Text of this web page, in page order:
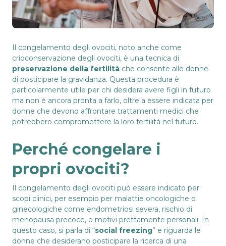
Il congelamento degli ovociti, noto anche come
crioconservazione degli ovociti, è una tecnica di
preservazione della fertilità che consente alle donne
di posticipare la gravidanza. Questa procedura è
particolarmente utile per chi desidera avere figli in futuro
ma non è ancora pronta a farlo, oltre a essere indicata per
donne che devono affrontare trattamenti medici che
potrebbero compromettere la loro fertilità nel futuro.
Perché congelare i
propri ovociti?
Il congelamento degli ovociti può essere indicato per
scopi clinici, per esempio per malattie oncologiche o
ginecologiche come endometriosi severa, rischio di
menopausa precoce, o motivi prettamente personali. In
questo caso, si parla di “social freezing” e riguarda le
donne che desiderano posticipare la ricerca di una